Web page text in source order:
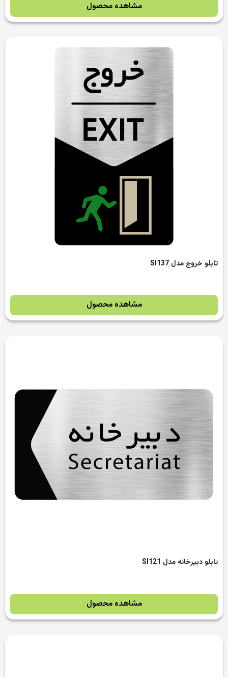
مشاهده محصول
تابلو خروج مدل SI137
مشاهده محصول
تابلو دبیرخانه مدل SI121
مشاهده محصول